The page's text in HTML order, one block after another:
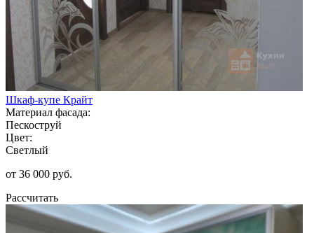
Шкаф-купе Крайт
Материал фасада:
Пескоструй
Цвет:
Светлый
от 36 000 руб.
Рассчитать